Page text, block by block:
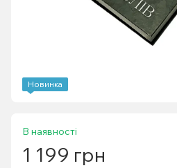
Новинка
В наявності
1 199 грн